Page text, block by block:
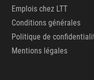
Emplois chez LTT
Conditions générales
Politique de
Mentions légales